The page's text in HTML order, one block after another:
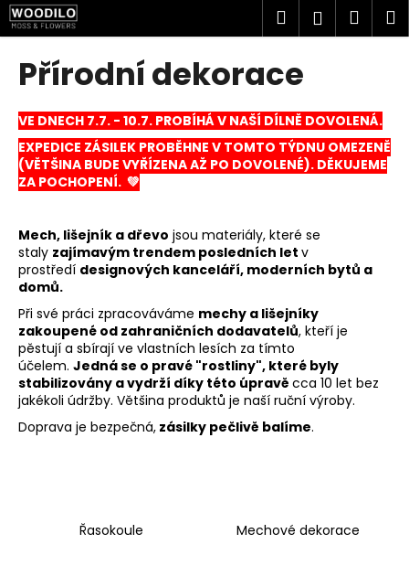
Přejít
na
obsah
Hledat
Přírodní dekorace
VE DNECH 7.7. - 10.7. PROBÍHÁ V NAŠÍ DÍLNĚ DOVOLENÁ.
EXPEDICE ZÁSILEK PROBĚHNE V TOMTO TÝDNU OMEZENĚ
(VĚTŠINA BUDE VYŘÍZENA AŽ PO DOVOLENÉ). DĚKUJEME
ZA POCHOPENÍ. 💚
Mech, lišejník a dřevo jsou materiály, které se
staly zajímavým trendem posledních let v
prostředí designových kanceláří, moderních bytů a
domů.
Při své práci zpracováváme mechy a lišejníky
zakoupené od zahraničních dodavatelů, kteří je
pěstují a sbírají ve vlastních lesích za tímto
účelem. Jedná se o pravé "rostliny", které byly
stabilizovány a vydrží díky této úpravě cca 10 let bez
jakékoli údržby. Většina produktů je naší ruční výroby.
Doprava je bezpečná, zásilky pečlivě balíme.
Řasokoule Mechové dekorace
K
o
o
p
o
t
e
b
u
j
e
t
e
n
a